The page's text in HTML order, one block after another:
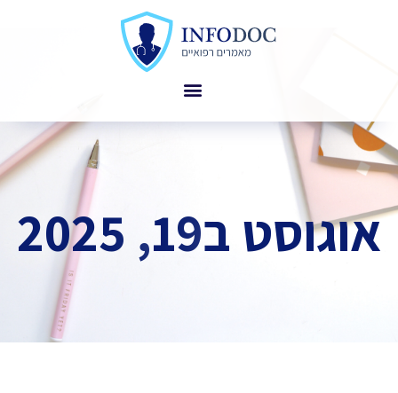
אוגוסט ב19, 2025